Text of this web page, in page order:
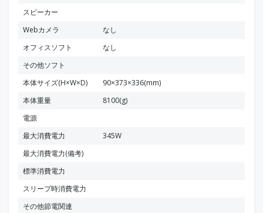
スピーカー
Webカメラ
なし
オフィスソフト
なし
その他ソフト
本体サイズ(H×W×D)
90×373×336(mm)
本体重量
8100(g)
電源
最大消費電力
345W
最大消費電力(備考)
標準消費電力
スリープ時消費電力
その他節電関連